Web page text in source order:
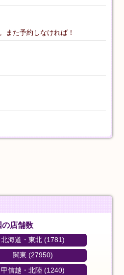
ッサージ
ージ
気になることはありませんか？ 特に初夏
ーポン券プレゼント！ 🎫 「今度来る」
また予約しなければ！
にあったよ
の店舗数
北海道・東北 (1781)
関東 (27950)
甲信越・北陸 (1240)